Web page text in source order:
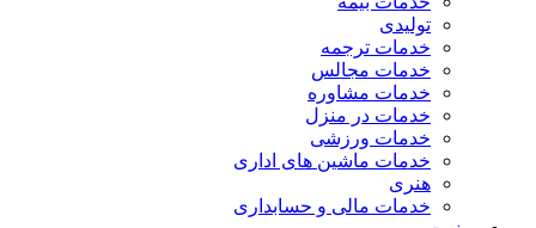
تولیدی
خدمات ترجمه
خدمات مجالس
خدمات مشاوره
خدمات در منزل
خدمات ورزشی
خدمات ماشین های اداری
هنری
خدمات مالی و حسابداری